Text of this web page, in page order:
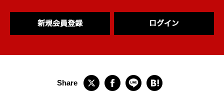
新規会員登録 ログイン